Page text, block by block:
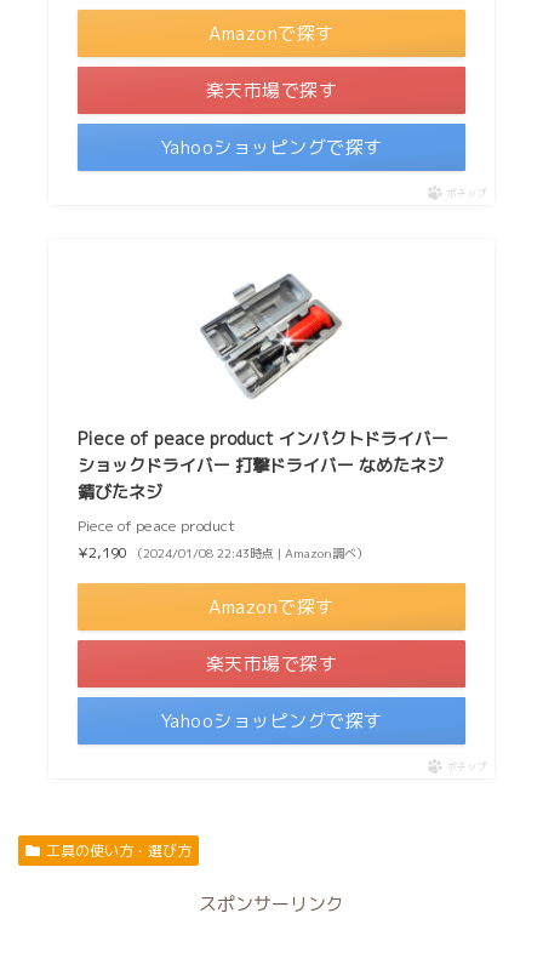
Amazonで探す
楽天市場で探す
Yahooショッピングで探す
ポチップ
Piece of peace product インパクトドライバー
ショックドライバー 打撃ドライバー なめたネジ
錆びたネジ
Piece of peace product
¥2,190
（2024/01/08 22:43時点 | Amazon調べ）
Amazonで探す
楽天市場で探す
Yahooショッピングで探す
ポチップ
工具の使い方・選び方
スポンサーリンク